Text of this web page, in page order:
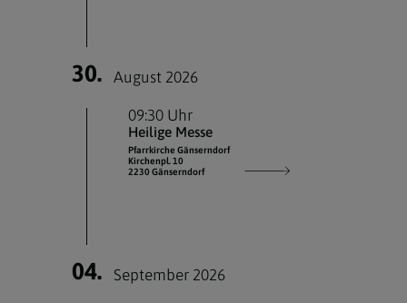
30. August 2026
09:30 Uhr
Heilige Messe
Pfarrkirche Gänserndorf
Kirchenpl. 10
2230 Gänserndorf
04. September 2026